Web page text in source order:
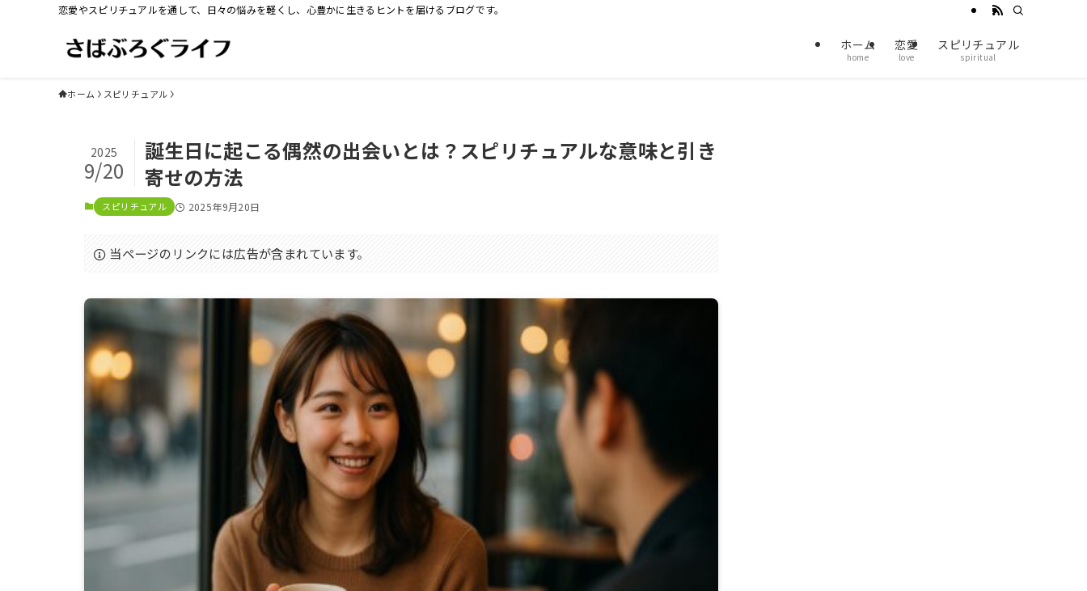
恋愛やスピリチュアルを通して、日々の悩みを軽くし、心豊かに生きるヒントを届けるブログです。
ホーム
home
恋愛
love
スピリチュアル
spiritual
ホーム スピリチュアル
誕生日に起こる偶然の出会いとは？スピリチュアルな意味と引き
寄せの方法
2025
9/20
スピリチュアル 2025年9月20日
当ページのリンクには広告が含まれています。